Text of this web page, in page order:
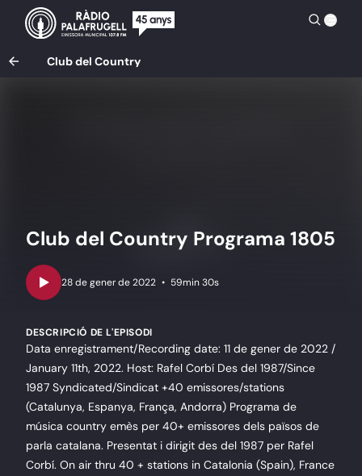
Club del Country
Club del Country Programa 1805
• 59min 30s
DESCRIPCIÓ DE L'EPISODI
Data enregistrament/Recording date: 11 de gener de 2022 /
January 11th, 2022. Host: Rafel Corbí Des del 1987/Since
1987 Syndicated/Sindicat +40 emissores/stations
(Catalunya, Espanya, França, Andorra) Programa de
música country emès per 40+ emissores dels països de
parla catalana. Presentat i dirigit des del 1987 per Rafel
Corbí. On air thru 40 + stations in Catalonia (Spain), France